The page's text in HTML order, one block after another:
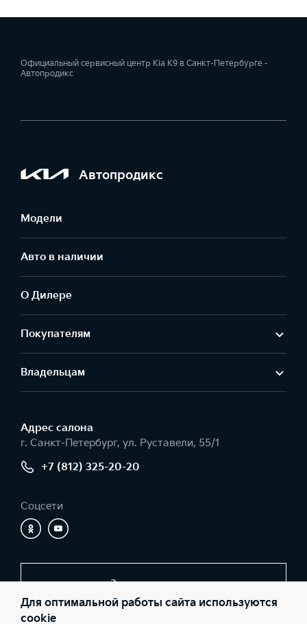
Официальный сервисный центр Kia К9 в Санкт-Петербурге -
Автопродикс
Автопродикс
Модели
Авто в наличии
О Дилере
Покупателям
Владельцам
Адрес салонa
г. Санкт-Петербург, ул. Руставели, 55/1
+7 (812) 325-20-20
Соцсети
Заказать звонок
Для оптимальной работы сайта используются
cookie